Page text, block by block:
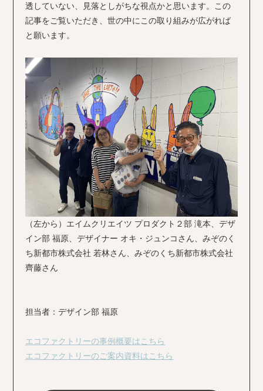
透していない、見落としがちな視点かと思います。この
記事をご覧いただき、世の中にこの取り組みが広がれば
と願います。
（左から）エイムクリエイツ プロダクト２部 滝本、デザ
イン部 福原、デザイナー オキ・ジュンコさん、みぞのく
ち新都市株式会社 若林さん、みぞのくち新都市株式会社
齊藤さん
担当者：デザイン部 福原
エコファクトリーの事例概要はこちら
エコファクトリーのご案内資料はこちら